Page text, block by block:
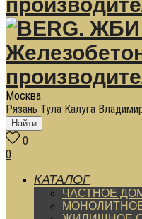
Москва
Рязань Тула Калуга
Найти
0
0
КАТАЛОГ
ЧАСТНОЕ